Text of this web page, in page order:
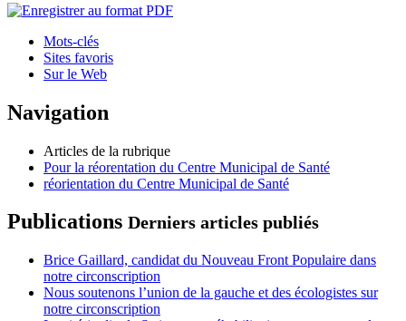
Mots-clés
Sites favoris
Sur le Web
Navigation
Articles de la rubrique
Pour la réorentation du Centre Municipal de Santé
réorientation du Centre Municipal de Santé
Publications Derniers articles publiés
Brice Gaillard, candidat du Nouveau Front Populaire dans
notre circonscription
Nous soutenons l’union de la gauche et des écologistes sur
notre circonscription